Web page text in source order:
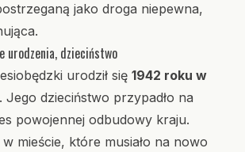
jako droga niepewna,
urodzenia, dzieciństwo
urodził się 1942 roku w
. Jego dzieciństwo przypadło na
powojennej odbudowy kraju.
mieście, które musiało na nowo